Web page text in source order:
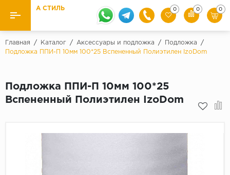
Назад Назад
Krontex
Класс
31 класс
Паркетная доска
Плитка ПВХ
А СТИЛЬ 0 0 0
Главная / Каталог / Аксессуары и подложка / Подложка
/
Подложка ППИ-П 10мм 100*25 Вспененный Полиэтилен IzoDom
Подложка ППИ-П 10мм 100*25
Вспененный Полиэтилен IzoDom